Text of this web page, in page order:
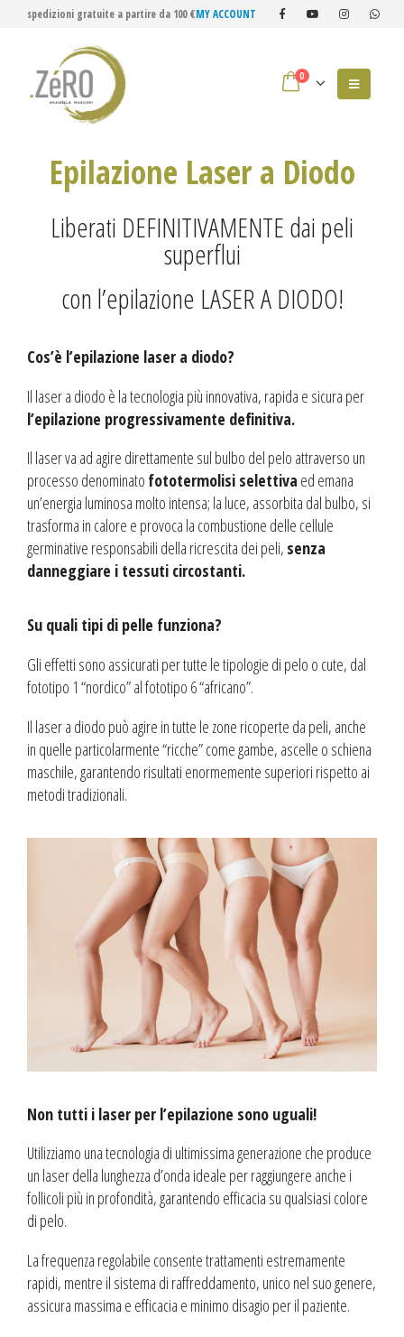
spedizioni gratuite a partire da 100 €MY ACCOUNT
0
Epilazione Laser a Diodo
Liberati DEFINITIVAMENTE dai peli
superflui
con l’epilazione LASER A DIODO!
Cos’è l’epilazione laser a diodo?
Il laser a diodo è la tecnologia più innovativa, rapida e sicura per
l’epilazione progressivamente definitiva.
Il laser va ad agire direttamente sul bulbo del pelo attraverso un
processo denominato fototermolisi selettiva ed emana
un’energia luminosa molto intensa; la luce, assorbita dal bulbo, si
trasforma in calore e provoca la combustione delle cellule
germinative responsabili della ricrescita dei peli, senza
danneggiare i tessuti circostanti.
Su quali tipi di pelle funziona?
Gli effetti sono assicurati per tutte le tipologie di pelo o cute, dal
fototipo 1 “nordico” al fototipo 6 “africano”.
Il laser a diodo può agire in tutte le zone ricoperte da peli, anche
in quelle particolarmente “ricche” come gambe, ascelle o schiena
maschile, garantendo risultati enormemente superiori rispetto ai
metodi tradizionali.
Non tutti i laser per l’epilazione sono uguali!
Utilizziamo una tecnologia di ultimissima generazione che produce
un laser della lunghezza d’onda ideale per raggiungere anche i
follicoli più in profondità, garantendo efficacia su qualsiasi colore
di pelo.
La frequenza regolabile consente trattamenti estremamente
rapidi, mentre il sistema di raffreddamento, unico nel suo genere,
assicura massima e efficacia e minimo disagio per il paziente.